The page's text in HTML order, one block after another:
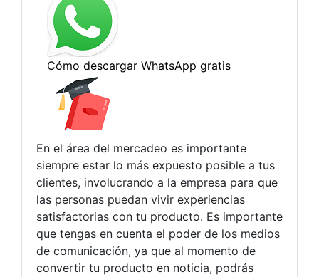
En el área del mercadeo es importante
siempre estar lo más expuesto posible a tus
clientes, involucrando a la empresa para que
las personas puedan vivir experiencias
satisfactorias con tu producto. Es importante
que tengas en cuenta el poder de los medios
de comunicación, ya que al momento de
convertir tu producto en noticia, podrás